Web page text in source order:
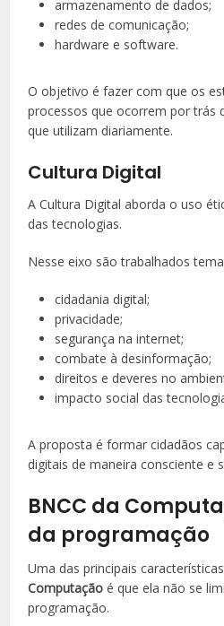
armazenamento de dados;
redes de comunicação;
hardware e software.
O objetivo é fazer com que os
processos que ocorrem por trás
que utilizam diariamente.
Cultura Digital
A Cultura Digital aborda o uso
das tecnologias.
Nesse eixo são trabalhados
cidadania digital;
privacidade;
segurança na internet;
combate à desinformação;
direitos e deveres no
impacto social das
A proposta é formar cidadãos
digitais de maneira consciente e
BNCC da
da programação
Uma das principais
Computação é que ela não se
programação.